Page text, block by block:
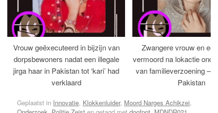
Vrouw geëxecuteerd in bijzijn van
dorpsbewoners nadat een illegale
jirga haar in Pakistan tot ‘kari’ had
verklaard
Zwangere vrouw en
vermoord na lokactie
van familieverzoening –
Pakistan
Geplaatst in Innovatie, Klokkenluider, Moord Narges Achikzei,